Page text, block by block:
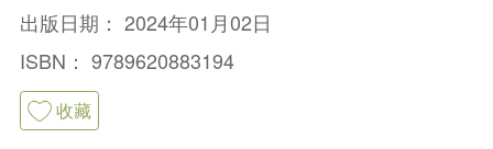
出版日期： 2024年01月02日
ISBN： 9789620883194
收藏